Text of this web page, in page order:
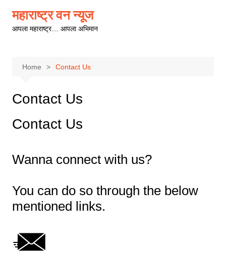
content
महाराष्ट्र वन न्यूज
आपला महाराष्ट्र… आपला अभिमान
Home Contact Us
Contact Us
Contact Us
Wanna connect with us?
You can do so through the below
mentioned links.